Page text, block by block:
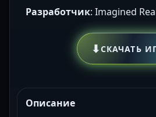
Разработчик: Imagined
⬇СКАЧАТЬ
Описание